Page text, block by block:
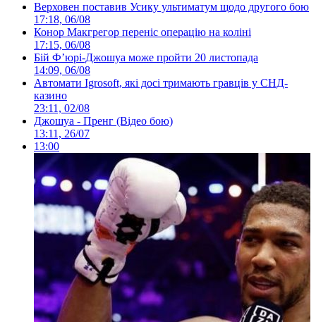
Верховен поставив Усику ультиматум щодо другого бою
17:18, 06/08
Конор Макгрегор переніс операцію на коліні
17:15, 06/08
Бій Ф’юрі-Джошуа може пройти 20 листопада
14:09, 06/08
Автомати Igrosoft, які досі тримають гравців у СНД-
казино
23:11, 02/08
Джошуа - Пренг (Відео бою)
13:11, 26/07
13:00